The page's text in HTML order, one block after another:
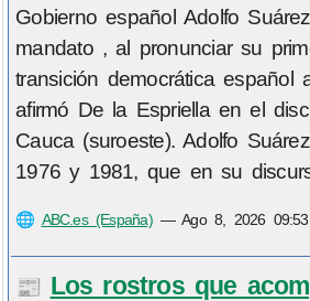
Gobierno español Adolfo
mandato , al pronunciar su
transición democrática
afirmó De la Espriella en el
Cauca (suroeste). Adolfo
1976 y 1981, que en su
🌐 ABC.es (España)—Ago 8, 2026 09:53
📰 Los rostros que